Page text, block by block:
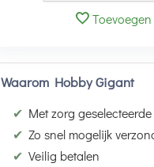
Waarom Hobby Gigant
✔ Met zorg
✔ Zo snel mogelijk
✔ Veilig betalen